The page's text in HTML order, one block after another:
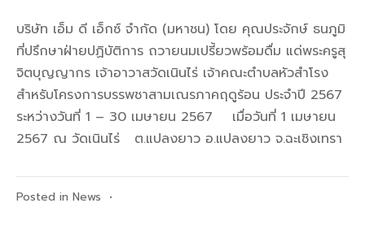
บริษัท เอ็ม ดี เอ็กซ์ จำกัด (มหาชน) โดย คุณประจักษ์ ธนภูมิ
ที่ปรึกษาฝ่ายปฏิบัติการ ถวายนมเปรี้ยวพร้อมดื่ม แด่พระครูสุ
จิตบุญญากร เจ้าอาวาสวัดเนินไร่ เจ้าคณะตำบลหัวสำโรง
สำหรับโครงการบรรพชาสามเณรภาคฤดูร้อน ประจำปี 2567
ระหว่างวันที่ 1 – 30 เมษายน 2567 เมื่อวันที่ 1 เมษายน
2567 ณ วัดเนินไร่ ต.แปลงยาว อ.แปลงยาว จ.ฉะเชิงเทรา
Posted in News •